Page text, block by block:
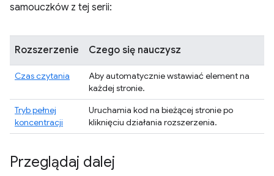
samouczków z tej serii:
Rozszerzenie Czego się nauczysz
Czas czytania
Aby automatycznie wstawiać element na
każdej stronie.
Tryb pełnej
koncentracji
Uruchamia kod na bieżącej stronie po
kliknięciu działania rozszerzenia.
Przeglądaj dalej